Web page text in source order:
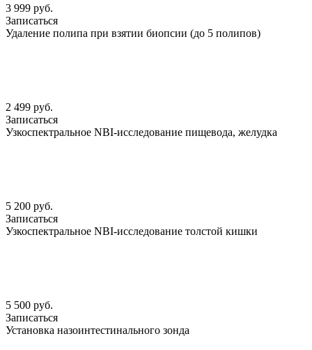
3 999 руб.
Записаться
Удаление полипа при взятии биопсии (до 5 полипов)
2 499 руб.
Записаться
Узкоспектральное NBI-исследование пищевода, желудка
5 200 руб.
Записаться
Узкоспектральное NBI-исследование толстой кишки
5 500 руб.
Записаться
Установка назоинтестинального зонда